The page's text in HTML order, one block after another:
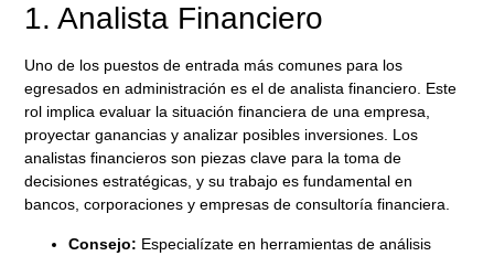
1. Analista Financiero
Uno de los puestos de entrada más comunes para los
egresados en administración es el deanalista financiero. Este
rol implica evaluar la situación financiera de una empresa,
proyectar ganancias y analizar posibles inversiones. Los
analistas financieros son piezas clave para la toma de
decisiones estratégicas, y su trabajo es fundamental en
bancos, corporaciones y empresas de consultoría financiera.
Consejo: Especialízate en herramientas de análisis